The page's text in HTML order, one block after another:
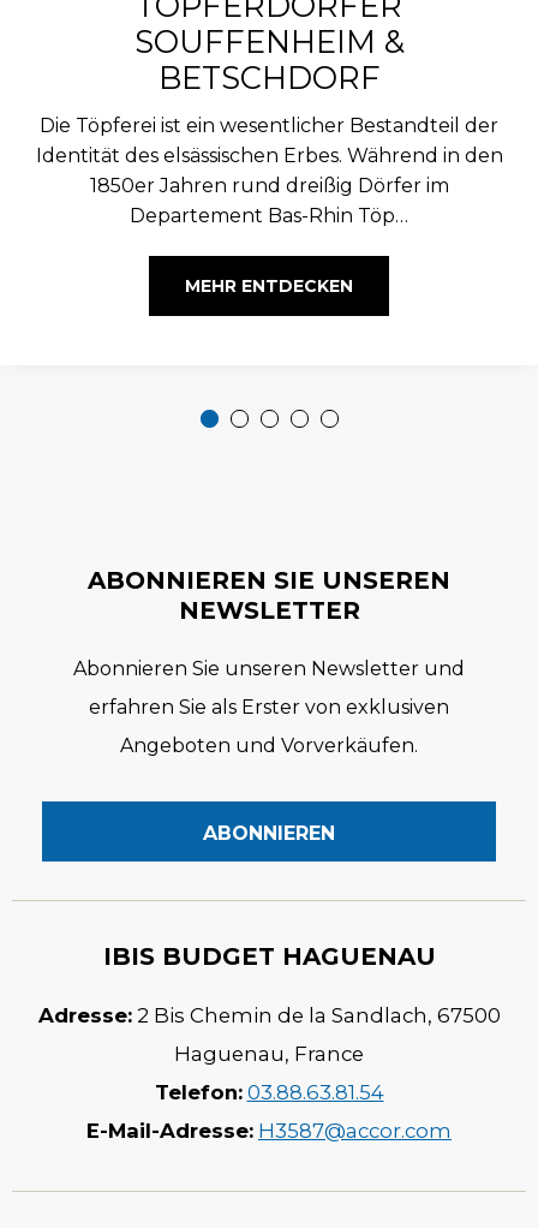
SOUFFENHEIM &
BETSCHDORF
Die Töpferei ist ein wesentlicher Bestandteil der
Identität des elsässischen Erbes. Während in den
1850er Jahren rund dreißig Dörfer im
Departement Bas-Rhin Töp…
MEHR ENTDECKEN
ABONNIEREN SIE UNSEREN
NEWSLETTER
Abonnieren Sie unseren Newsletter und
erfahren Sie als Erster von exklusiven
Angeboten und Vorverkäufen.
IBIS BUDGET HAGUENAU
Adresse: 2 Bis Chemin de la Sandlach, 67500
Haguenau, France
Telefon: 03.88.63.81.54
E-Mail-Adresse: H3587@accor.com